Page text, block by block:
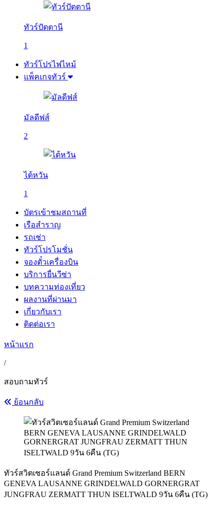
ทัวร์ปัตตานี
1
ทัวร์โปรไฟไหม้
แพ็คเกจทัวร์
มัลดีฟส์
2
ไต้หวัน
1
บัตรเข้าชมสถานที่
เรือสำราญ
รถเช่า
ทัวร์โปรโมชั่น
จองตั๋วเครื่องบิน
บริการยื่นวีซ่า
บทความท่องเที่ยว
ผลงานที่ผ่านมา
เกี่ยวกับเรา
ติดต่อเรา
หน้าแรก
/
สอบถามทัวร์
ย้อนกลับ
ทัวร์สวิตเซอร์แลนด์ Grand Premium Switzerland BERN
GENEVA LAUSANNE GRINDELWALD GORNERGRAT
JUNGFRAU ZERMATT THUN ISELTWALD 9วัน 6คืน (TG)